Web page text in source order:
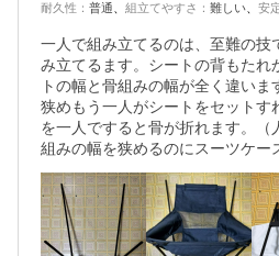
耐久性 ： 普通 組立てやすさ ： 難しい 安
一人で組み立てるのは、至難の技
み立てるます。シートの背もたれ
トの幅と骨組みの幅が全く違い
狭めもう一人がシートをセットす
を一人ですると骨が折れます。（
組みの幅を狭めるのにスーツケー
組み先端から10cmほどにベルト
ます。シートの幅に合えばシート
座面をセットすれば完成です。一
ます。バランスよく曲げないと折